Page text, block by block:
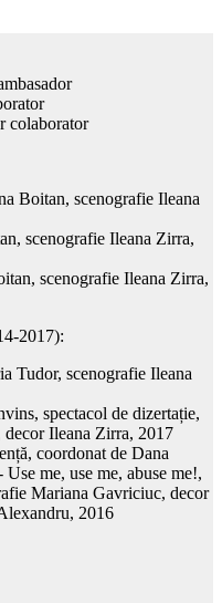
colaborator
Boitan, scenografie Ileana
scenografie Ileana Zirra,
scenografie Ileana Zirra,
2017):
Tudor, scenografie Ileana
spectacol de dizertație,
Ileana Zirra, 2017
coordonat de Dana
me, use me, abuse me!,
Mariana Gavriciuc, decor
2016